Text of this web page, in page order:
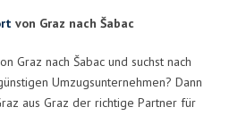
von Graz nach Šabac
Graz nach Šabac und suchst nach
Umzugsunternehmen? Dann
aus Graz der richtige Partner für